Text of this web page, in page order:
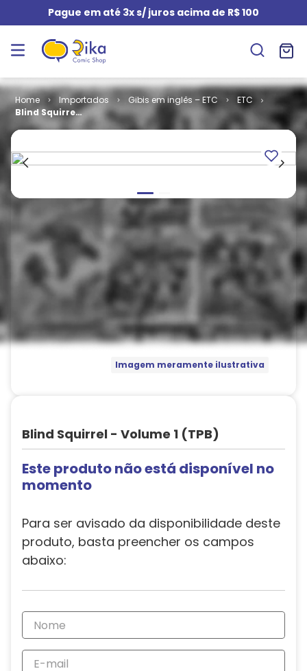
Pague em até 3x s/ juros acima de R$ 100
Importados Gibis em inglês – ETC
ETC
Blind Squirrel
- Volume 1
Imagem meramente ilustrativa
Blind Squirrel - Volume 1 (TPB)
Este produto não está disponível no
momento
Para ser avisado da disponibilidade deste
produto, basta preencher os campos
abaixo: